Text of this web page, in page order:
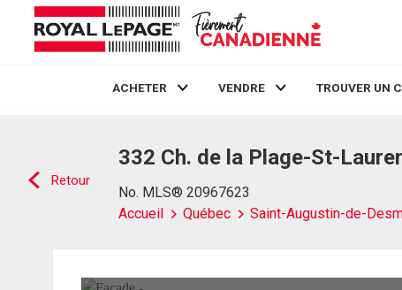
ACHETER VENDRE TROUVER UN
Retour
332 Ch. de la Plage-St-
No. MLS® 20967623
Accueil
Québec Saint-Augustin-de-